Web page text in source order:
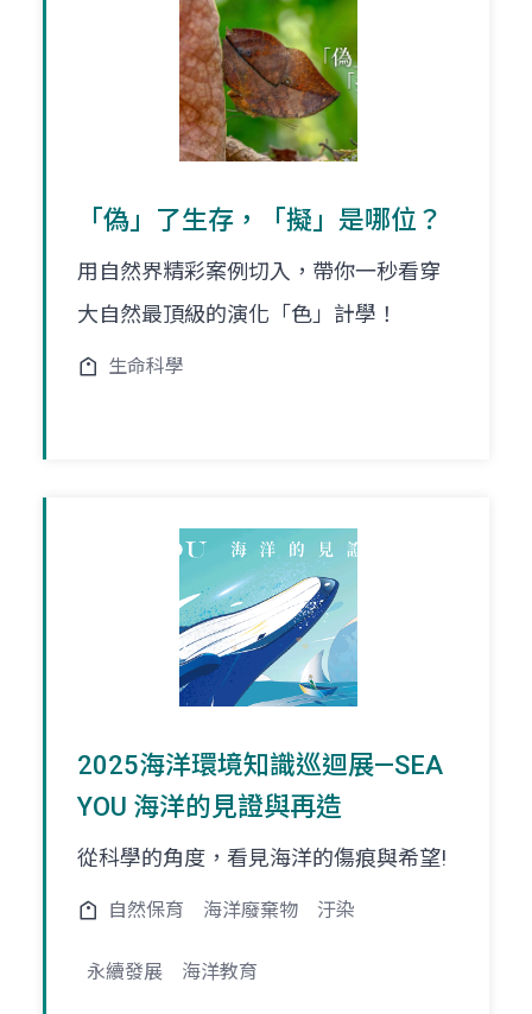
「偽」了生存，「擬」是哪位？
用自然界精彩案例切入，帶你一秒看穿
大自然最頂級的演化「色」計學！
生命科學
2025海洋環境知識巡迴展—SEA
YOU 海洋的見證與再造
從科學的角度，看見海洋的傷痕與希望!
自然保育 海洋廢棄物 汙染
永續發展 海洋教育